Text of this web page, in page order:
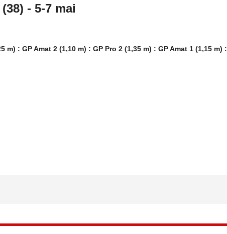
- 5-7 mai
m) : GP Amat 2 (1,10 m) : GP Pro 2 (1,35 m) : GP Amat 1 (1,15 m) :